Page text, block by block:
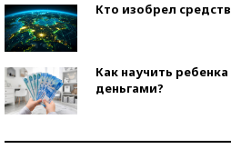
Кто изобрел
Как научить
деньгами?